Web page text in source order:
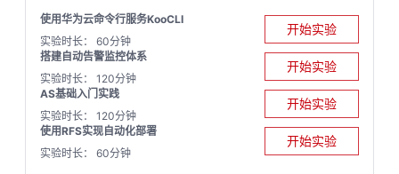
使用华为云命令行服务KooCLI
实验时长： 60分钟
开始实验
搭建自动告警监控体系
实验时长： 120分钟
开始实验
AS基础入门实践
实验时长： 120分钟
开始实验
使用RFS实现自动化部署
实验时长： 60分钟
开始实验